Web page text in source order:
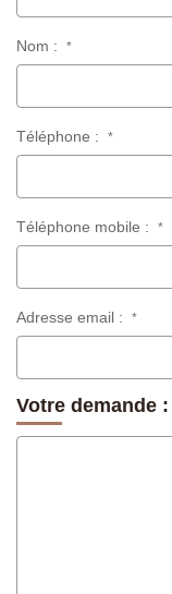
Nom : *
Téléphone : *
Téléphone mobile : *
Adresse email : *
Votre demande :